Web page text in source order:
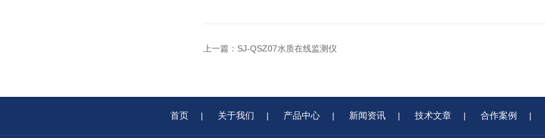
上一篇： SJ-QSZ07水质在线监测仪
首页 | 关于我们 | 产品中心 | 新闻资讯 | 技术文章 | 合作案例 |